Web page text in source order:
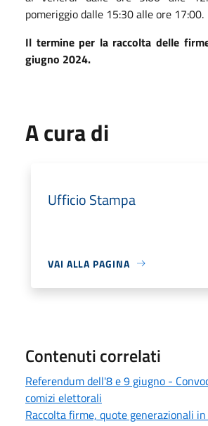
pomeriggio dalle 15:30 alle ore 17:00.
Il termine per la raccolta delle
giugno 2024.
A cura di
Ufficio Stampa
VAI ALLA PAGINA
Contenuti correlati
Referendum dell'8 e 9 giugno -
comizi elettorali
Raccolta firme, quote generazionali